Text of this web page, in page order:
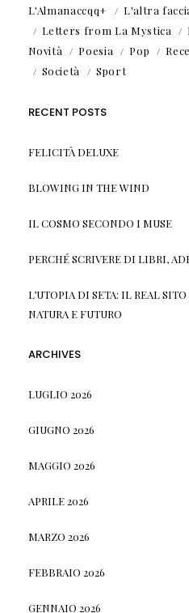
L'Almanaccqq+ L'altra
Letters from La Mystica
Novità
Poesia Pop
Società
Sport
RECENT POSTS
FELICITÀ DELUXE
BLOWING IN THE WIND
IL COSMO SECONDO I MUSE
PERCHÉ SCRIVERE DI LIBRI,
L’UTOPIA DI SETA: IL REAL
NATURA E FUTURO
ARCHIVES
LUGLIO 2026
GIUGNO 2026
MAGGIO 2026
APRILE 2026
MARZO 2026
FEBBRAIO 2026
GENNAIO 2026